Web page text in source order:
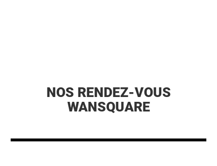
NOS RENDEZ-VOUS
WANSQUARE